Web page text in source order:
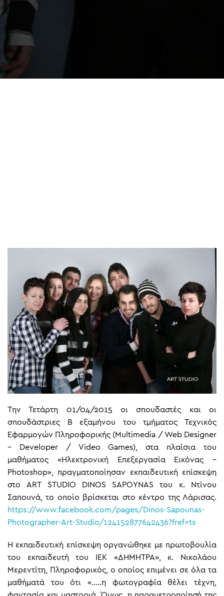
Tην Τετάρτη 01/04/2015 οι σπουδαστές και οι
σπουδάστριες Β εξαμήνου του τμήματος Τεχνικός
Εφαρμογών Πληροφορικής (Multimedia / Web Designer
– Developer / Video Games), στα πλαίσια του
μαθήματος «Ηλεκτρονική Επεξεργασία Εικόνας –
Photoshop», πραγματοποίησαν εκπαιδευτική επίσκεψη
στο ART STUDIO DINOS SAPOYNAS του κ. Ντίνου
Σαπουνά, το οποίο βρίσκεται στο κέντρο της Λάρισας.
https://www.facebook.com/pages/Dinos-Sapounas-
Photographer-Art-Studio/124152877642436?fref=ts
Η εκπαιδευτική επίσκεψη οργανώθηκε με πρωτοβουλία
του εκπαιδευτή του ΙΕΚ «ΔΗΜΗΤΡΑ», κ. Νικολάου
Μερεντίτη, Πληροφορικός, ο οποίος επιμένει σε όλα τα
μαθήματά του ότι «…..η φωτογραφία θέλει τέχνη,